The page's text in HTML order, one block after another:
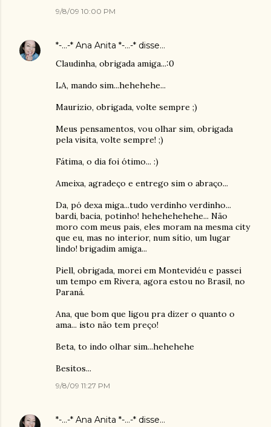
9/8/09 10:00 PM
*-...-* Ana Anita *-...-* disse…
Claudinha, obrigada amiga...:0
LA, mando sim...hehehehe...
Maurizio, obrigada, volte sempre ;)
Meus pensamentos, vou olhar sim, obrigada
pela visita, volte sempre! ;)
Fátima, o dia foi ótimo... :)
Ameixa, agradeço e entrego sim o abraço...
Da, pó dexa miga...tudo verdinho verdinho...
bardi, bacia, potinho! hehehehehehe... Não
moro com meus pais, eles moram na mesma city
que eu, mas no interior, num sítio, um lugar
lindo! brigadim amiga...
Piell, obrigada, morei em Montevidéu e passei
um tempo em Rivera, agora estou no Brasil, no
Paraná.
Ana, que bom que ligou pra dizer o quanto o
ama... isto não tem preço!
Beta, to indo olhar sim...hehehehe
Besitos...
9/8/09 11:27 PM
*-...-* Ana Anita *-...-* disse…